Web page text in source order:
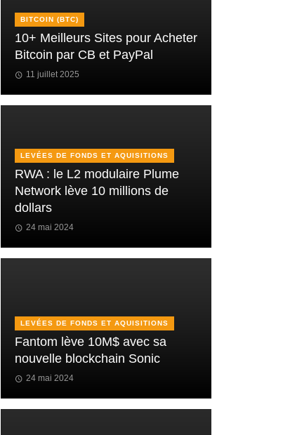
BITCOIN (BTC)
10+ Meilleurs Sites pour Acheter
Bitcoin par CB et PayPal
11 juillet 2025
LEVÉES DE FONDS ET AQUISITIONS
RWA : le L2 modulaire Plume
Network lève 10 millions de
dollars
24 mai 2024
LEVÉES DE FONDS ET AQUISITIONS
Fantom lève 10M$ avec sa
nouvelle blockchain Sonic
24 mai 2024